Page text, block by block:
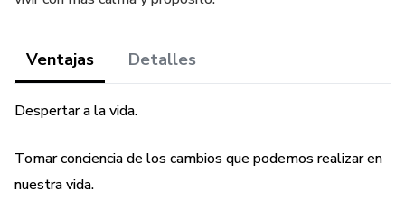
Ventajas Detalles
Despertar a la vida.
Tomar conciencia de los cambios que podemos realizar en
nuestra vida.